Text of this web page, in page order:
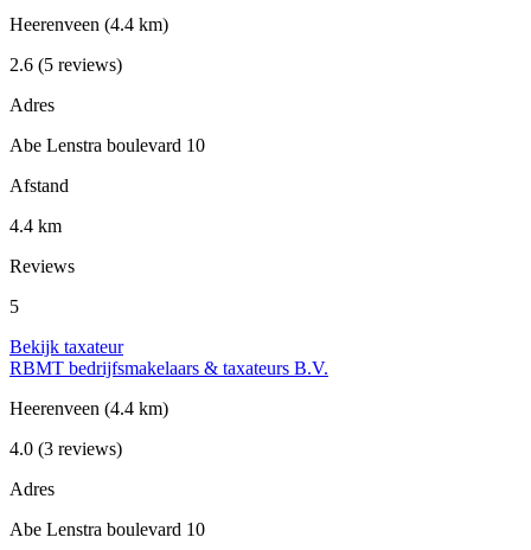
Heerenveen (4.4 km)
2.6 (5 reviews)
Adres
Abe Lenstra boulevard 10
Afstand
4.4 km
Reviews
5
Bekijk taxateur
RBMT bedrijfsmakelaars & taxateurs B.V.
Heerenveen (4.4 km)
4.0 (3 reviews)
Adres
Abe Lenstra boulevard 10